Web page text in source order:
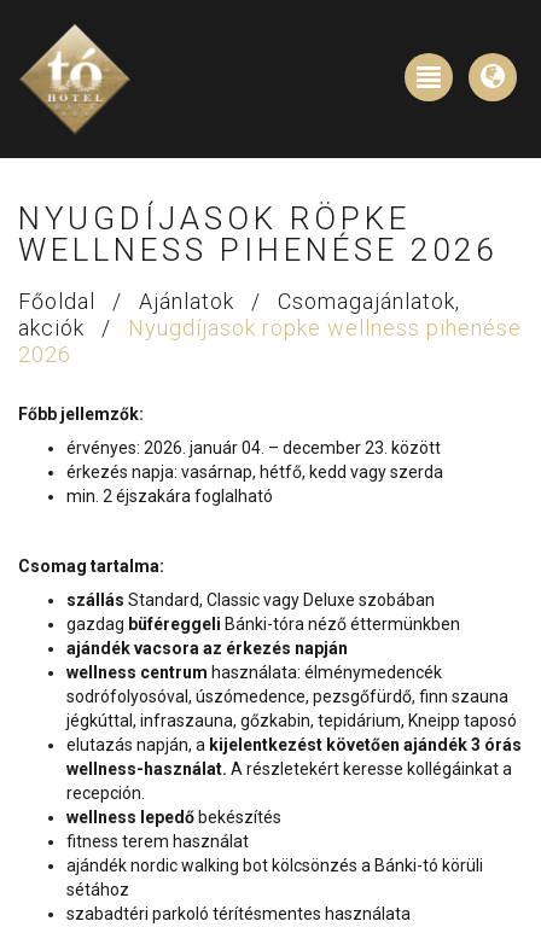
NYUGDÍJASOK RÖPKE
WELLNESS PIHENÉSE 2026
Főoldal / Ajánlatok /
Csomagajánlatok,
akciók
/
Nyugdíjasok röpke wellness pihenése
2026
Főbb jellemzők:
érvényes: 2026. január 04. – december 23. között
érkezés napja: vasárnap, hétfő, kedd vagy szerda
min. 2 éjszakára foglalható
Csomag tartalma:
szállás Standard, Classic vagy Deluxe szobában
gazdag büféreggeli Bánki-tóra néző éttermünkben
ajándék vacsora az érkezés napján
wellness centrum használata: élménymedencék
sodrófolyosóval, úszómedence, pezsgőfürdő, finn szauna
jégkúttal, infraszauna, gőzkabin, tepidárium, Kneipp taposó
elutazás napján, a kijelentkezést követően ajándék 3 órás
wellness-használat. A részletekért keresse kollégáinkat a
recepción.
wellness lepedő bekészítés
fitness terem használat
ajándék nordic walking bot kölcsönzés a Bánki-tó körüli
sétához
szabadtéri parkoló térítésmentes használata